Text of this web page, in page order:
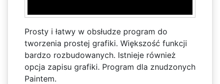
Prosty i łatwy w obsłudze program do
tworzenia prostej grafiki. Większość funkcji
bardzo rozbudowanych. Istnieje również
opcja zapisu grafiki. Program dla znudzonych
Paintem.